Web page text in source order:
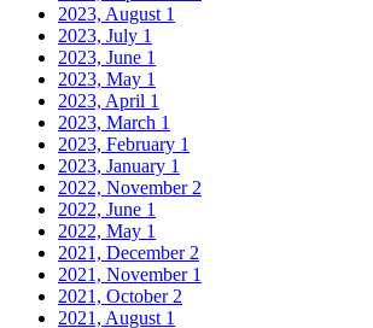
2023, August 1
2023, July 1
2023, June 1
2023, May 1
2023, April 1
2023, March 1
2023, February 1
2023, January 1
2022, November 2
2022, June 1
2022, May 1
2021, December 2
2021, November 1
2021, October 2
2021, August 1